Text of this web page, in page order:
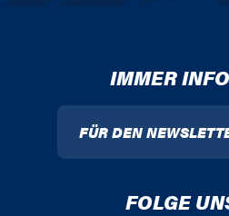
IMMER
FÜR DEN
FOLGE